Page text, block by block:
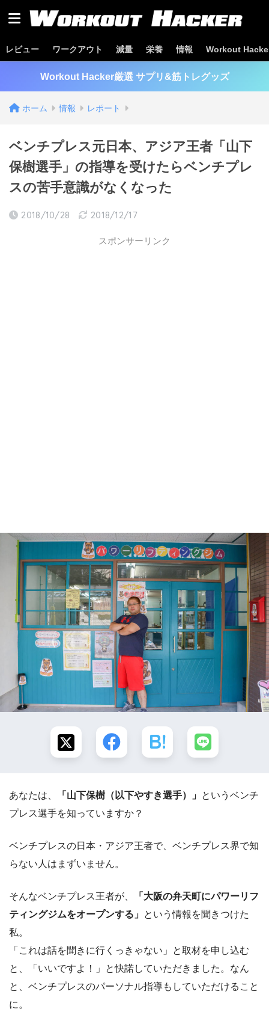
レビュー ワークアウト 減量 栄養 情報 Workout
Workout Hacker厳選 サプリ&筋トレグッズ
ホーム 情報 レポート
ベンチプレス元日本、アジア王者「山下
保樹選手」の指導を受けたらベンチプレ
スの苦手意識がなくなった
2018/10/28 2018/12/17
スポンサーリンク
あなたは、 「山下保樹（以下やすき選手）」 というベンチ
プレス選手を知っていますか？
ベンチプレスの日本・アジア王者で、ベンチプレス界で知
らない人はまずいません。
そんなベンチプレス王者が、
「大阪の弁天町にパワーリフ
ティングジムをオープンする」 という情報を聞きつけた
私。
「これは話を聞きに行くっきゃない」と取材を申し込む
と、「いいですよ！」と快諾していただきました。なん
と、ベンチプレスのパーソナル指導もしていただけること
に。